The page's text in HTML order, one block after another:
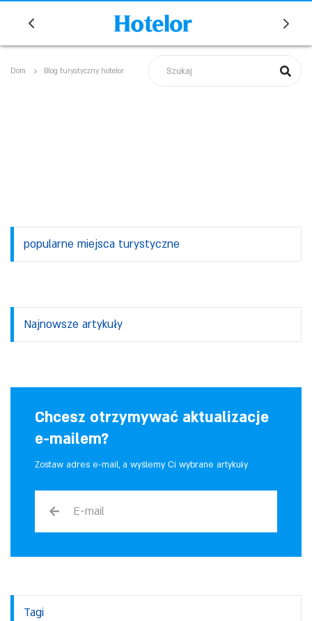
Dom Blog turystyczny hotelor
popularne miejsca turystyczne
Najnowsze artykuły
Chcesz otrzymywać aktualizacje
e-mailem?
Zostaw adres e-mail, a wyślemy Ci wybrane artykuły
Tagi